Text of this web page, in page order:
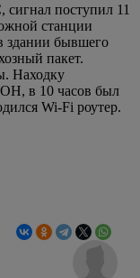
поступил 11
станции
здании бывшего
пакет.
Находку
в 10 часов был
Wi-Fi роутер.